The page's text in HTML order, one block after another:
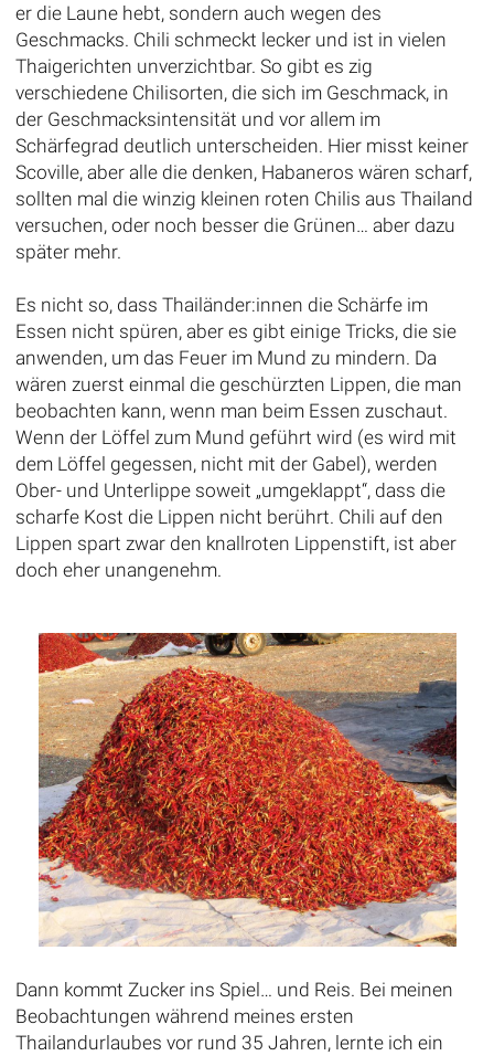
er die Laune hebt, sondern auch wegen des
Geschmacks. Chili schmeckt lecker und ist in vielen
Thaigerichten unverzichtbar. So gibt es zig
verschiedene Chilisorten, die sich im Geschmack, in
der Geschmacksintensität und vor allem im
Schärfegrad deutlich unterscheiden. Hier misst keiner
Scoville, aber alle die denken, Habaneros wären scharf,
sollten mal die winzig kleinen roten Chilis aus Thailand
versuchen, oder noch besser die Grünen… aber dazu
später mehr.
Es nicht so, dass Thailänder:innen die Schärfe im
Essen nicht spüren, aber es gibt einige Tricks, die sie
anwenden, um das Feuer im Mund zu mindern. Da
wären zuerst einmal die geschürzten Lippen, die man
beobachten kann, wenn man beim Essen zuschaut.
Wenn der Löffel zum Mund geführt wird (es wird mit
dem Löffel gegessen, nicht mit der Gabel), werden
Ober- und Unterlippe soweit „umgeklappt“, dass die
scharfe Kost die Lippen nicht berührt. Chili auf den
Lippen spart zwar den knallroten Lippenstift, ist aber
doch eher unangenehm.
Dann kommt Zucker ins Spiel… und Reis. Bei meinen
Beobachtungen während meines ersten
Thailandurlaubes vor rund 35 Jahren, lernte ich ein